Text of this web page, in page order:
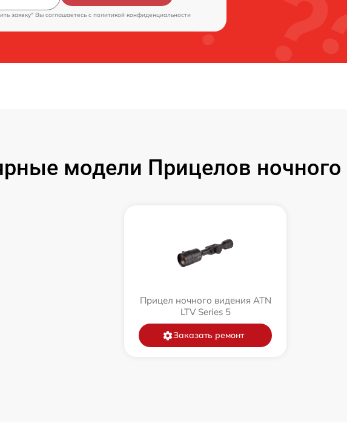
заявку" Вы соглашаетесь c политикой конфиденциальности
модели Прицелов ночного
Прицел ночного видения ATN
LTV Series 5
Заказать ремонт